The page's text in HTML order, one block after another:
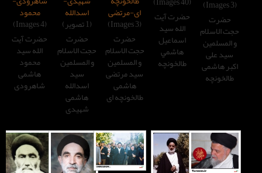
محمود
(4 Images)
حضرت آیت
الله سید
محمود
هاشمی
شاهرودی
اسدالله
(1 تصویر)
حضرت
حجت الاسلام
و المسلمین
ای-مرتضی
(3 Images)
حضرت
حجت الاسلام
و المسلمین
سید مرتضی
هاشمی
سید